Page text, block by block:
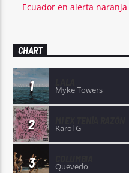
Ecuador en alerta
CHART
1 Myke Towers
2 Karol G
3 Quevedo